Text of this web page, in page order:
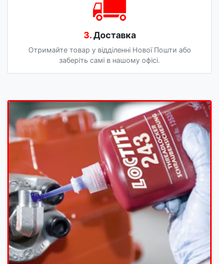
3.Доставка
Отримайте товар у відділенні Нової Пошти або
заберіть самі в нашому офісі.